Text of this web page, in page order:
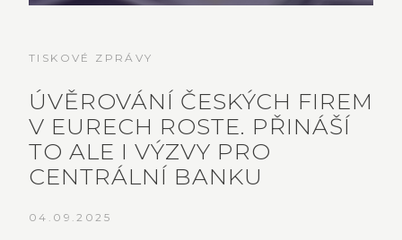
TISKOVÉ ZPRÁVY
ÚVĚROVÁNÍ ČESKÝCH FIREM
V EURECH ROSTE. PŘINÁŠÍ
TO ALE I VÝZVY PRO
CENTRÁLNÍ BANKU
04.09.2025